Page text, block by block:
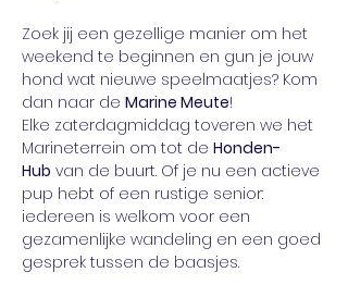
Zoek jij een gezellige manier om het
weekend te beginnen en gun je jouw
hond wat nieuwe speelmaatjes? Kom
dan naar de Marine Meute!
Elke zaterdagmiddag toveren we het
Marineterrein om tot de Honden-
Hub van de buurt. Of je nu een actieve
pup hebt of een rustige senior:
iedereen is welkom voor een
gezamenlijke wandeling en een goed
gesprek tussen de baasjes.